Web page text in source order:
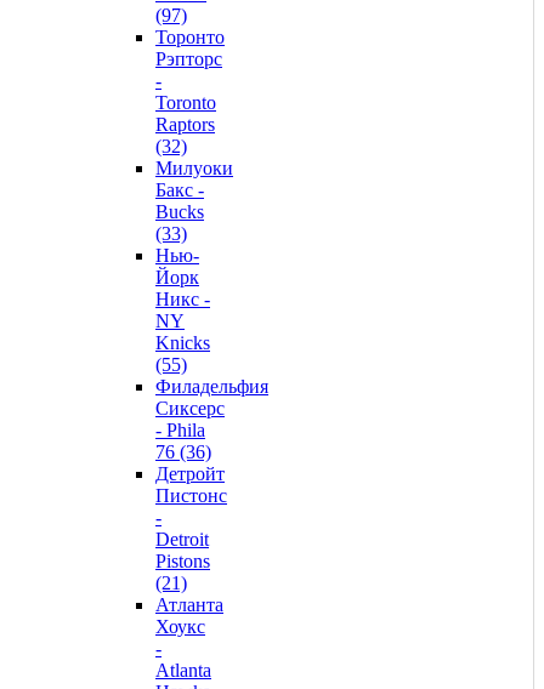
(97)
Торонто
Рэпторс
-
Toronto
Raptors
(32)
Милуоки
Бакс -
Bucks
(33)
Нью-
Йорк
Никс -
NY
Knicks
(55)
Филадельфия
Сиксерс
- Phila
76 (36)
Детройт
Пистонс
-
Detroit
Pistons
(21)
Атланта
Хоукс
-
Atlanta